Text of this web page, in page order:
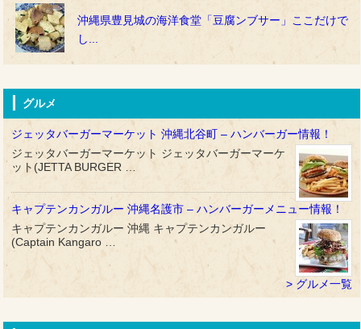
沖縄県豊見城の海洋食堂「豆腐ンブサー」ここだけで
し...
グルメ
ジェッタバーガーマーケット 沖縄北谷町 – ハンバーガー情報！
ジェッタバーガーマーケット ジェッタバーガーマーケ
ット(JETTA BURGER …
キャプテンカンガルー 沖縄名護市 – ハンバーガーメニュー情報！
キャプテンカンガルー 沖縄 キャプテンカンガルー
(Captain Kangaro …
グルメ一覧